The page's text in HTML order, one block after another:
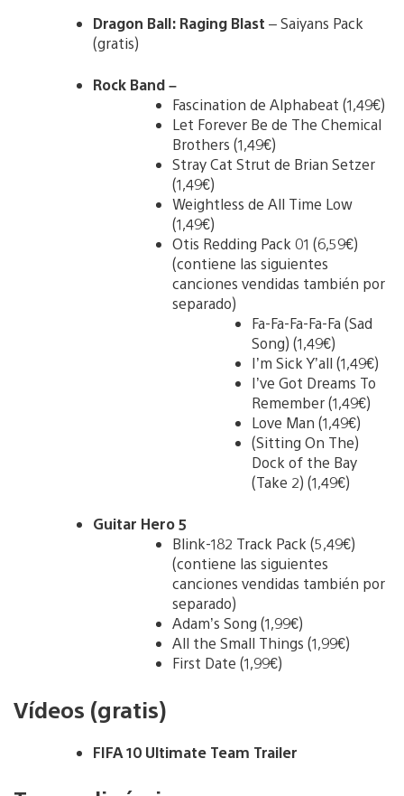
Dragon Ball: Raging Blast – Saiyans Pack
(gratis)
Rock Band –
Fascination de Alphabeat (1,49€)
Let Forever Be de The Chemical
Brothers (1,49€)
Stray Cat Strut de Brian Setzer
(1,49€)
Weightless de All Time Low
(1,49€)
Otis Redding Pack 01 (6,59€)
(contiene las siguientes
canciones vendidas también por
separado)
Fa-Fa-Fa-Fa-Fa (Sad
Song) (1,49€)
I’m Sick Y’all (1,49€)
I’ve Got Dreams To
Remember (1,49€)
Love Man (1,49€)
(Sitting On The)
Dock of the Bay
(Take 2) (1,49€)
Guitar Hero 5
Blink-182 Track Pack (5,49€)
(contiene las siguientes
canciones vendidas también por
separado)
Adam’s Song (1,99€)
All the Small Things (1,99€)
First Date (1,99€)
Vídeos (gratis)
FIFA 10 Ultimate Team Trailer